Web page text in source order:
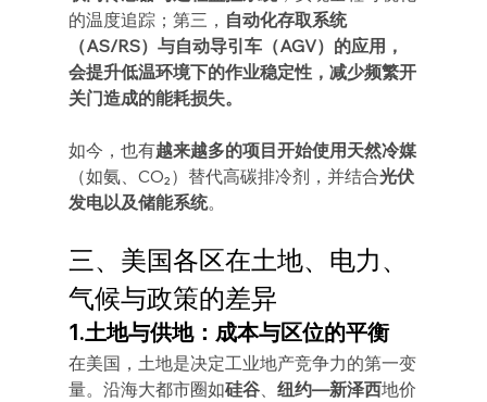
的温度追踪；第三， 自动化存取系统
（AS/RS）与自动导引车（AGV）的应用，
会提升低温环境下的作业稳定性，减少频繁开
关门造成的能耗损失。
如今，也有越来越多的项目开始使用天然冷媒
（如氨、CO₂）替代高碳排冷剂，并结合光伏
发电以及储能系统。
三、美国各区在土地、电力、
气候与政策的差异
1.土地与供地：成本与区位的平衡
在美国，土地是决定工业地产竞争力的第一变
量。沿海大都市圈如硅谷、 纽约—新泽西地价